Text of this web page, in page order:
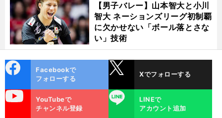
【男子バレー】山本智大と小川
智大 ネーションズリーグ初制覇
に欠かせない「ボール落とさな
い」技術
ok
Facebookで
フォローする
Xでフォローする
YouTubeで
チャンネル登録
LINE
LINEで
アカウント追加